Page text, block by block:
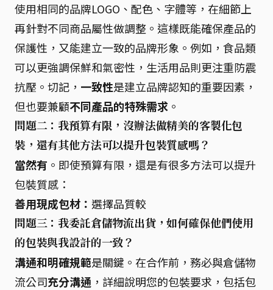
使用相同的品牌LOGO、配色、字體等，在細節上
再針對不同商品屬性做調整。這樣既能確保產品的
保護性，又能建立一致的品牌形象。例如，食品類
可以更強調保鮮和氣密性，生活用品則更注重防震
抗壓。切記， 一致性是建立品牌認知的重要因素，
但也要兼顧不同產品的特殊需求 。
問題二：我預算有限，沒辦法做精美的客製化包
裝，還有其他方法可以提升包裝質感嗎？
當然有 。即使預算有限，還是有很多方法可以提升
包裝質感：
善用現成包材： 選擇品質較
問題三：我委託倉儲物流出貨，如何確保他們使用
的包裝與我設計的一致？
溝通和明確規範是關鍵。在合作前，務必與倉儲物
流公司充分溝通 ，詳細說明您的包裝要求，包括包